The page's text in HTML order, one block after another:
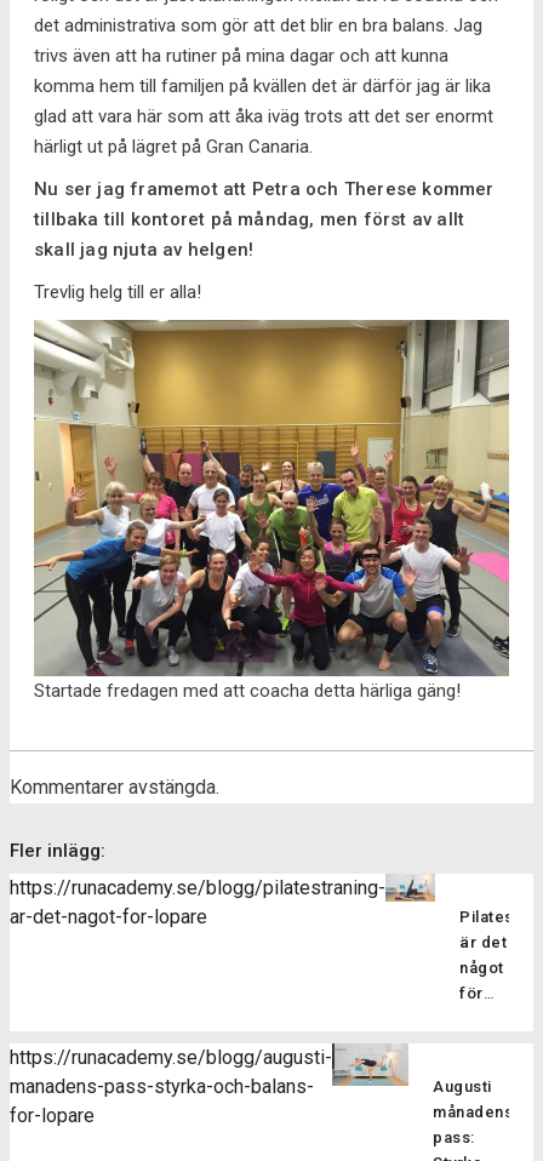
det administrativa som gör att det blir en bra balans. Jag
trivs även att ha rutiner på mina dagar och att kunna
komma hem till familjen på kvällen det är därför jag är lika
glad att vara här som att åka iväg trots att det ser enormt
härligt ut på lägret på Gran Canaria.
Nu ser jag framemot att Petra och Therese kommer
tillbaka till kontoret på måndag, men först av allt
skall jag njuta av helgen!
Trevlig helg till er alla!
Startade fredagen med att coacha detta härliga gäng!
Kommentarer avstängda.
Fler inlägg:
https://runacademy.se/blogg/pilatestraning-
ar-det-nagot-for-lopare
är det
något
för
som
fokuserar
https://runacademy.se/blogg/augusti-
manadens-pass-styrka-och-balans-
for-lopare
Augusti
månadens
pass: